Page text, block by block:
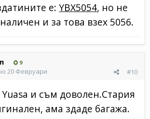
е: YBX5054, но не
и за това взех 5056.
9
#10
20 Февруари
Yuasa и съм доволен.Стария
ама здаде багажа.